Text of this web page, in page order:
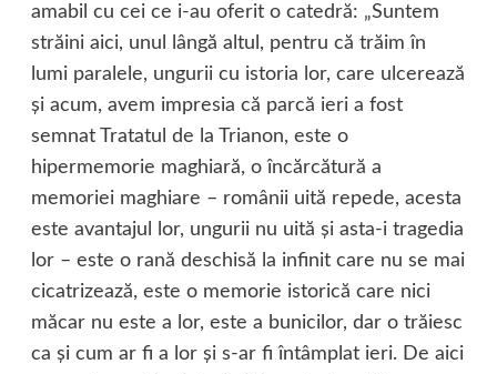
amabil cu cei ce i-au oferit o catedră: „Suntem
străini aici, unul lângă altul, pentru că trăim în
lumi paralele, ungurii cu istoria lor, care ulcerează
şi acum, avem impresia că parcă ieri a fost
semnat Tratatul de la Trianon, este o
hipermemorie maghiară, o încărcătură a
memoriei maghiare – românii uită repede, acesta
este avantajul lor, ungurii nu uită şi asta-i tragedia
lor – este o rană deschisă la infinit care nu se mai
cicatrizează, este o memorie istorică care nici
măcar nu este a lor, este a bunicilor, dar o trăiesc
ca şi cum ar fi a lor şi s-ar fi întâmplat ieri. De aici